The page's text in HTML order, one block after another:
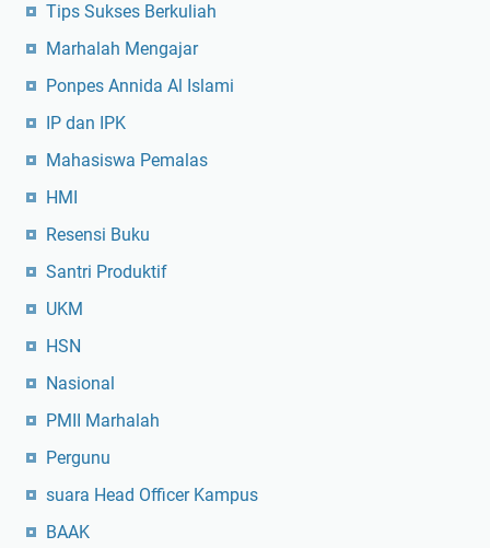
Tips Sukses Berkuliah
Marhalah Mengajar
Ponpes Annida Al Islami
IP dan IPK
Mahasiswa Pemalas
HMI
Resensi Buku
Santri Produktif
UKM
HSN
Nasional
PMII Marhalah
Pergunu
suara Head Officer Kampus
BAAK